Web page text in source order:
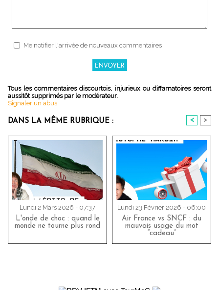
Me notifier l'arrivée de nouveaux commentaires
Tous les commentaires discourtois, injurieux ou diffamatoires seront
aussitôt supprimés par le modérateur.
Signaler un abus
DANS LA MÊME RUBRIQUE : < >
Lundi 2 Mars 2026 - 07:37
L'onde de choc : quand le
monde ne tourne plus rond
Lundi 23 Février 2026 - 06:00
Air France vs SNCF : du
mauvais usage du mot
“cadeau”